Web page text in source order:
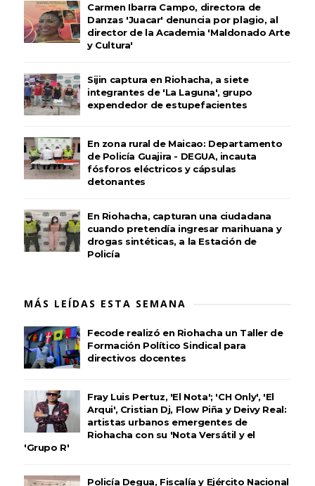
Carmen Ibarra Campo, directora de
Danzas 'Juacar' denuncia por plagio, al
director de la Academia 'Maldonado Arte
y Cultura'
Sijin captura en Riohacha, a siete
integrantes de 'La Laguna', grupo
expendedor de estupefacientes
En zona rural de Maicao: Departamento
de Policía Guajira - DEGUA, incauta
fósforos eléctricos y cápsulas
detonantes
En Riohacha, capturan una ciudadana
cuando pretendía ingresar marihuana y
drogas sintéticas, a la Estación de
Policía
MÁS LEÍDAS ESTA SEMANA
Fecode realizó en Riohacha un Taller de
Formación Político Sindical para
directivos docentes
Fray Luis Pertuz, 'El Nota'; 'CH Only', 'El
Arqui', Cristian Dj, Flow Piña y Deivy Real:
artistas urbanos emergentes de
Riohacha con su 'Nota Versátil y el
'Grupo R'
Policía Degua, Fiscalía y Ejército Nacional